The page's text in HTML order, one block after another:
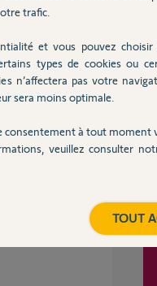
trafic.
et vous pouvez choisir
types de cookies ou
n’affectera pas votre
sera moins optimale.
à tout moment
veuillez consulter
TOUT